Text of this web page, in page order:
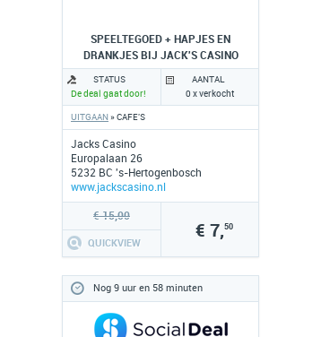
SPEELTEGOED + HAPJES EN
DRANKJES BIJ JACK'S CASINO
Jacks Casino
Europalaan 26
5232 BC 's-Hertogenbosch
www.jackscasino.nl
UITGAAN» CAFE'S
STATUS
De deal gaat door!
AANTAL
0 x verkocht
€ 15,00
QUICKVIEW
€ 7,50
Nog 9 uur en 58 minuten